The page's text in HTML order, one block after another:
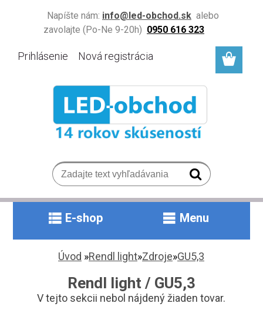
Napíšte nám: info@led-obchod.sk alebo
zavolajte (Po-Ne 9-20h) 0950 616 323
Prihlásenie Nová registrácia
E-shop Menu
Úvod »Rendl light»Zdroje»GU5,3
Rendl light / GU5,3
V tejto sekcii nebol nájdený žiaden tovar.